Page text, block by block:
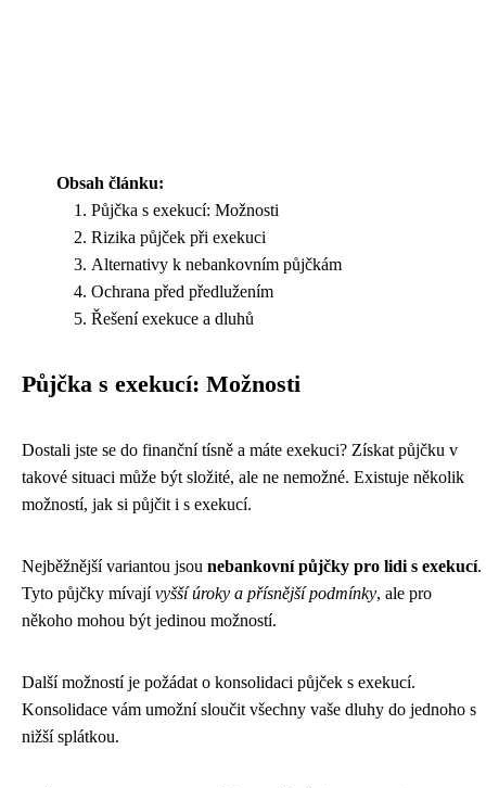
Obsah článku:
Půjčka s exekucí: Možnosti
Rizika půjček při exekuci
Alternativy k nebankovním půjčkám
Ochrana před předlužením
Řešení exekuce a dluhů
Půjčka s exekucí: Možnosti
Dostali jste se do finanční tísně a máte exekuci? Získat půjčku v
takové situaci může být složité, ale ne nemožné. Existuje několik
možností, jak si půjčit i s exekucí.
Nejběžnější variantou jsou nebankovní půjčky pro lidi s exekucí.
Tyto půjčky mívajívyšší úroky a přísnější podmínky, ale pro
někoho mohou být jedinou možností.
Další možností je požádat o konsolidaci půjček s exekucí.
Konsolidace vám umožní sloučit všechny vaše dluhy do jednoho s
nižší splátkou.